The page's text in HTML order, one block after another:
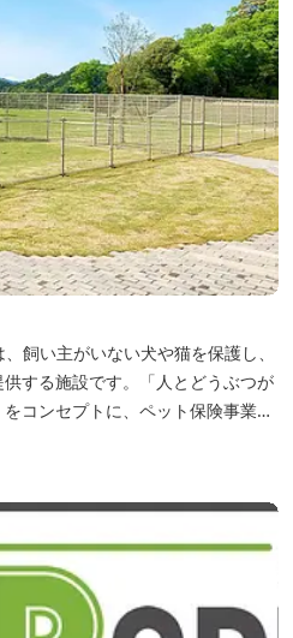
飼い主がいない犬や猫を保護し、
する施設です。「人とどうぶつが
コンセプトに、ペット保険事業を
す。また、本施設では、飼い主様
一時的にお預かりするペットホテ